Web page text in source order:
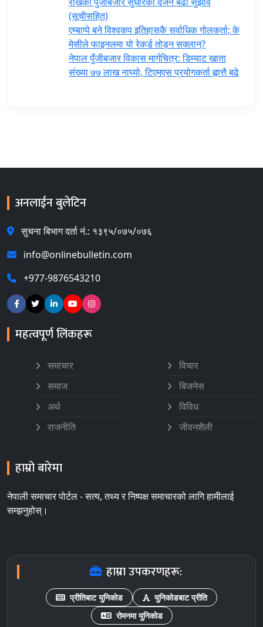
(सूचीसहित)
एम्बाप्पे बने विश्वकप इतिहासकै सर्वाधिक गोलकर्ता; के
मेसीले फाइनलमा यो रेकर्ड तोड्न सक्लान्?
नेपाल पुँजीबजार विकास मार्गचित्र: डिम्याट खाता
संख्या ७७ लाख नाघ्यो, टिएमएस प्रयोगकर्ता ह्वात्तै बढे
अनलाईन बुलेटिन
सुचना बिभाग दर्ता नं.: १३९५/०७५/०७६
info@onlinebulletin.com
+977-9876543210
महत्वपूर्ण लिंकहरू
समाचार
समाज
अर्थ
राजनीति
विचार
बिजनेस
विविध
जीवनशैली
हाम्रो बारेमा
नेपाली समाचार पोर्टल - सत्य, तथ्य र निष्पक्ष समाचारको लागि हामीलाई
सम्झनुहोस्।
हाम्रा उपकरणहरू:
प्रीतिबाट युनिकोड
युनिकोडबाट प्रीति
रोमनमा युनिकोड